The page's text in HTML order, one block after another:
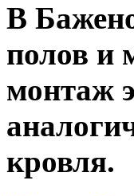
В
полов и
монтаж
кровля.